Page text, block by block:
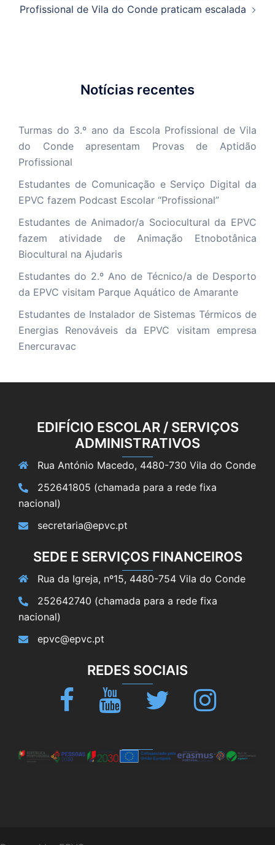
Profissional de Vila do Conde praticam escalada
Notícias recentes
Turmas do 3.º ano da Escola Profissional de Vila
do Conde apresentam Provas de Aptidão
Profissional
Estudantes de Comunicação e Serviço Digital da
EPVC fazem Podcast Escolar “Profissional”
Estudantes de Animador/a Sociocultural da EPVC
fazem atividade de Animação Etnobotânica
Biocultural na Ajudaris
Estudantes do 2.º Ano de Técnico/a de Desporto
da EPVC visitam Parque Aquático de Amarante
Estudantes de Instalador de Sistemas Térmicos de
Energias Renováveis da EPVC visitam empresa
Enercuravac
EDIFÍCIO ESCOLAR / SERVIÇOS
ADMINISTRATIVOS
Rua António Macedo, 4480-730 Vila do Conde
252641805 (chamada para a rede fixa
nacional)
secretaria@epvc.pt
SEDE E SERVIÇOS FINANCEIROS
Rua da Igreja, nº15, 4480-754 Vila do Conde
252642740 (chamada para a rede fixa
nacional)
epvc@epvc.pt
REDES SOCIAIS
Facebook Youtube Twitter Instagram